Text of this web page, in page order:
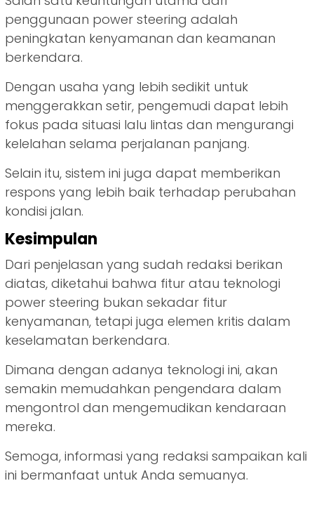
penggunaan power steering adalah
peningkatan kenyamanan dan keamanan
berkendara.
Dengan usaha yang lebih sedikit untuk
menggerakkan setir, pengemudi dapat lebih
fokus pada situasi lalu lintas dan mengurangi
kelelahan selama perjalanan panjang.
Selain itu, sistem ini juga dapat memberikan
respons yang lebih baik terhadap perubahan
kondisi jalan.
Kesimpulan
Dari penjelasan yang sudah redaksi berikan
diatas, diketahui bahwa fitur atau teknologi
power steering bukan sekadar fitur
kenyamanan, tetapi juga elemen kritis dalam
keselamatan berkendara.
Dimana dengan adanya teknologi ini, akan
semakin memudahkan pengendara dalam
mengontrol dan mengemudikan kendaraan
mereka.
Semoga, informasi yang redaksi sampaikan kali
ini bermanfaat untuk Anda semuanya.